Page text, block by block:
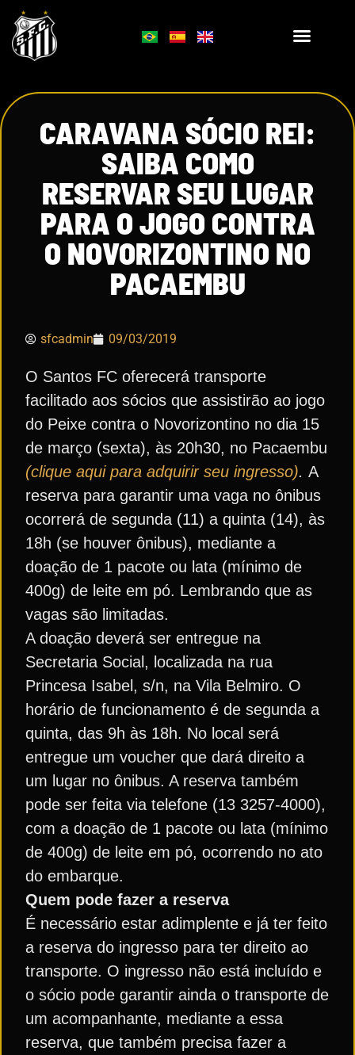
CARAVANA SÓCIO REI:
SAIBA COMO
RESERVAR SEU LUGAR
PARA O JOGO CONTRA
O NOVORIZONTINO NO
PACAEMBU
sfcadmin 09/03/2019
O Santos FC oferecerá transporte
facilitado aos sócios que assistirão ao jogo
do Peixe contra o Novorizontino no dia 15
de março (sexta), às 20h30, no Pacaembu
(clique aqui para adquirir seu ingresso). A
reserva para garantir uma vaga no ônibus
ocorrerá de segunda (11) a quinta (14), às
18h (se houver ônibus), mediante a
doação de 1 pacote ou lata (mínimo de
400g) de leite em pó. Lembrando que as
vagas são limitadas.
A doação deverá ser entregue na
Secretaria Social, localizada na rua
Princesa Isabel, s/n, na Vila Belmiro. O
horário de funcionamento é de segunda a
quinta, das 9h às 18h. No local será
entregue um voucher que dará direito a
um lugar no ônibus. A reserva também
pode ser feita via telefone (13 3257-4000),
com a doação de 1 pacote ou lata (mínimo
de 400g) de leite em pó, ocorrendo no ato
do embarque.
Quem pode fazer a reserva
É necessário estar adimplente e já ter feito
a reserva do ingresso para ter direito ao
transporte. O ingresso não está incluído e
o sócio pode garantir ainda o transporte de
um acompanhante, mediante a essa
reserva, que também precisa fazer a